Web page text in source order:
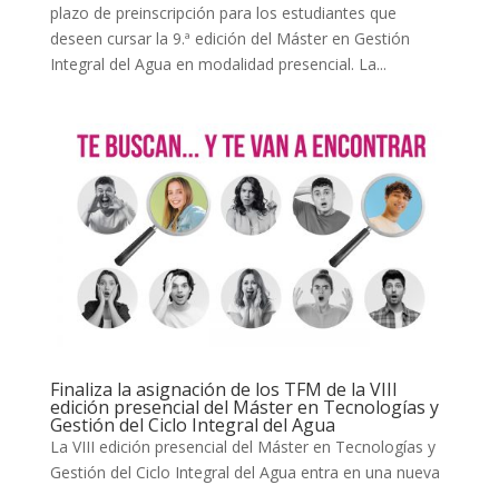
plazo de preinscripción para los estudiantes que
deseen cursar la 9.ª edición del Máster en Gestión
Integral del Agua en modalidad presencial. La...
Finaliza la asignación de los TFM de la VIII
edición presencial del Máster en Tecnologías y
Gestión del Ciclo Integral del Agua
La VIII edición presencial del Máster en Tecnologías y
Gestión del Ciclo Integral del Agua entra en una nueva